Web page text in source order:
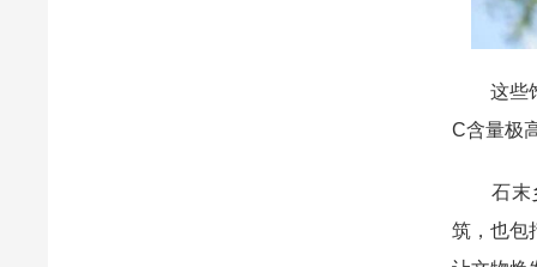
这些饱
C含量极
石末乡
筑，也包